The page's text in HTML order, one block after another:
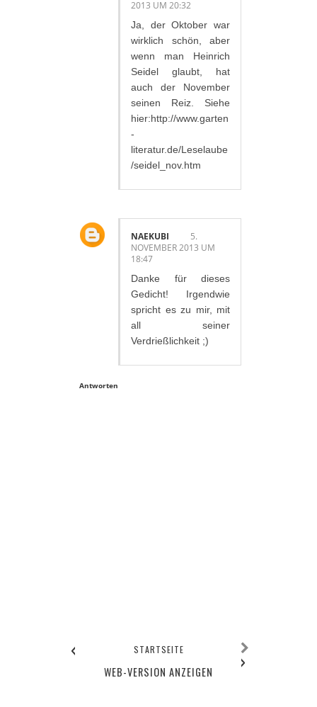
2013 UM 20:32
Ja, der Oktober war
wirklich schön, aber
wenn man Heinrich
Seidel glaubt, hat
auch der November
seinen Reiz. Siehe
hier:http://www.garten
-
literatur.de/Leselaube
/seidel_nov.htm
NAEKUBI
5.
NOVEMBER 2013 UM
18:47
Danke für dieses
Gedicht! Irgendwie
spricht es zu mir, mit
all seiner
Verdrießlichkeit ;)
Antworten
‹ ›
STARTSEITE
WEB-VERSION ANZEIGEN